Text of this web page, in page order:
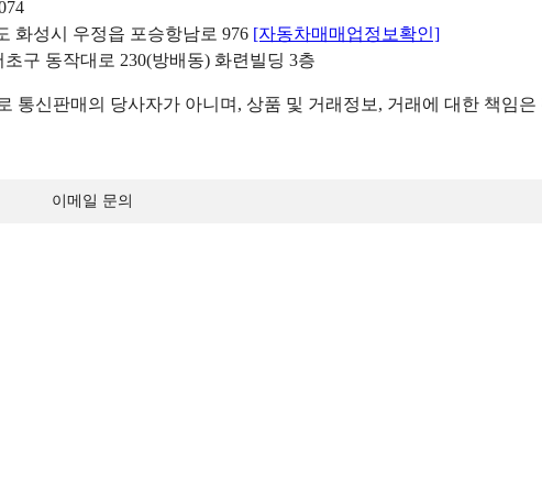
화성시 우정읍 포승항남로 976 [자동차매매업정보확인]
구 동작대로 230(방배동) 화련빌딩 3층
신판매의 당사자가 아니며, 상품 및 거래정보, 거래에 대한 책임
이메일 문의